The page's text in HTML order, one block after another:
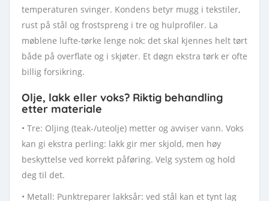
temperaturen svinger. Kondens betyr mugg i tekstiler,
rust på stål og frostspreng i tre og hulprofiler. La
møblene lufte-tørke lenge nok: det skal kjennes helt tørt
både på overflate og i skjøter. Et døgn ekstra tørk er ofte
billig forsikring.
Olje, lakk eller voks? Riktig behandling
etter materiale
• Tre: Oljing (teak-/uteolje) metter og avviser vann. Voks
kan gi ekstra perling: lakk gir mer skjold, men høy
beskyttelse ved korrekt påføring. Velg system og hold
deg til det.
• Metall: Punktreparer lakksår: ved stål kan et tynt lag